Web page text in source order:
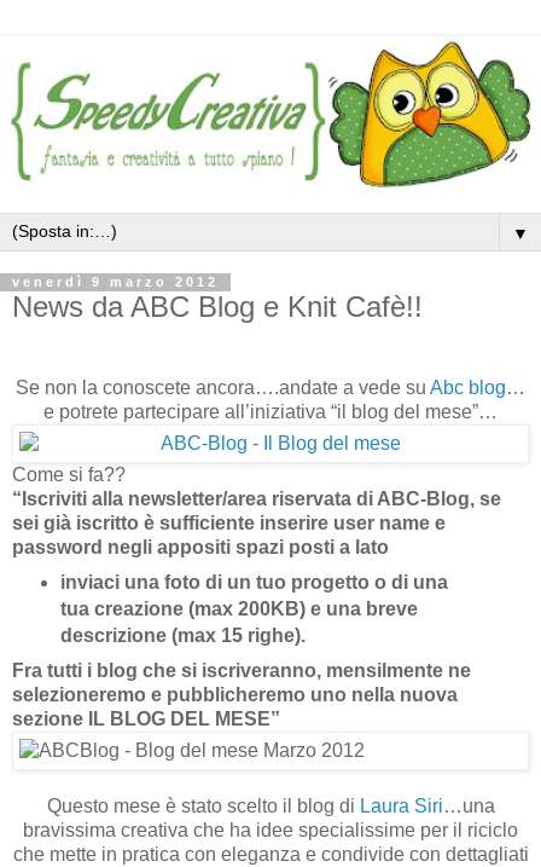
▼
venerdì 9 marzo 2012
News da ABC Blog e Knit Cafè!!
Se non la conoscete ancora….andate a vede su Abc blog…
e potrete partecipare all’iniziativa “il blog del mese”…
Come si fa??
“Iscriviti alla newsletter/area riservata di ABC-Blog, se
sei già iscritto è sufficiente inserire user name e
password negli appositi spazi posti a lato
inviaci una foto di un tuo progetto o di una
tua creazione (max 200KB) e una breve
descrizione (max 15 righe).
Fra tutti i blog che si iscriveranno, mensilmente ne
selezioneremo e pubblicheremo uno nella nuova
sezione IL BLOG DEL MESE”
Questo mese è stato scelto il blog di Laura Siri…una
bravissima creativa che ha idee specialissime per il riciclo
che mette in pratica con eleganza e condivide con dettagliati